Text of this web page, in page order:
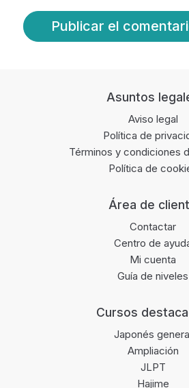
Asuntos
Aviso legal
Política de
Términos y condiciones
Política de
Área de
Contactar
Centro de
Mi cuenta
Guía de niveles
Cursos
Japonés
Ampliación
JLPT
Hajime